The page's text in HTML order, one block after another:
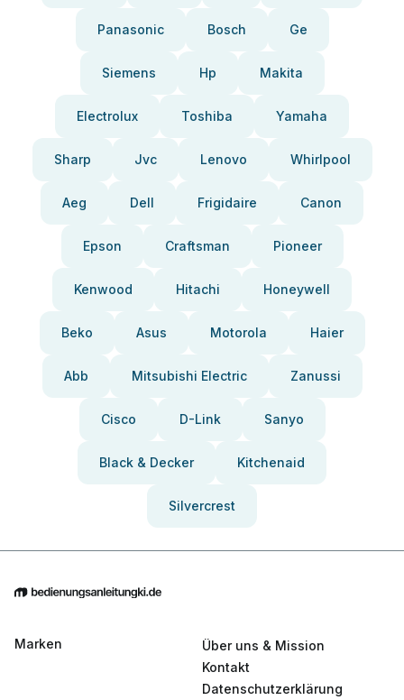
Panasonic Bosch Ge
Siemens Hp Makita
Electrolux Toshiba Yamaha
Sharp Jvc Lenovo Whirlpool
Aeg Dell Frigidaire Canon
Epson Craftsman Pioneer
Kenwood Hitachi Honeywell
Beko Asus Motorola Haier
Abb Mitsubishi Electric Zanussi
Cisco D-Link Sanyo
Black & Decker Kitchenaid
Silvercrest
Marken
Über uns & Mission
Kontakt
Datenschutzerklärung